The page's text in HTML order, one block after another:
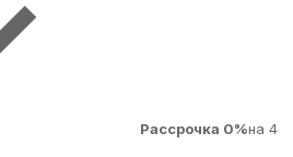
Рассрочка 0%на 4